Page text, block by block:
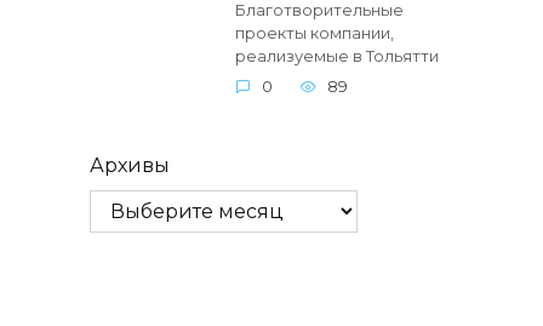
Благотворительные
проекты компании,
реализуемые в Тольятти
0
89
Архивы